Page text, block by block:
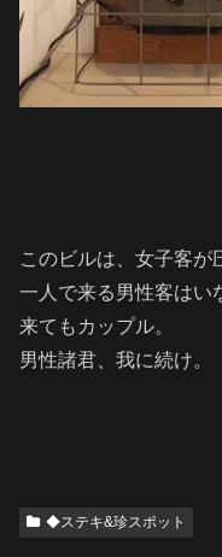
このビルは、女子客が
一人で来る男性客はい
来てもカップル。
男性諸君、我に続け。
◆ステキ&珍スポット